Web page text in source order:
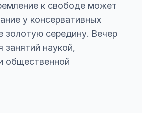
к свободе может
у консервативных
золотую середину. Вечер
занятий наукой,
общественной